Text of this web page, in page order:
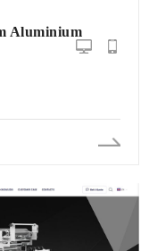
Aluminium